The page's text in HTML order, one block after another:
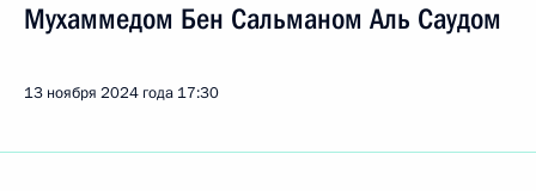
Мухаммедом Бен Сальманом Аль Саудом
13 ноября 2024 года 17:30